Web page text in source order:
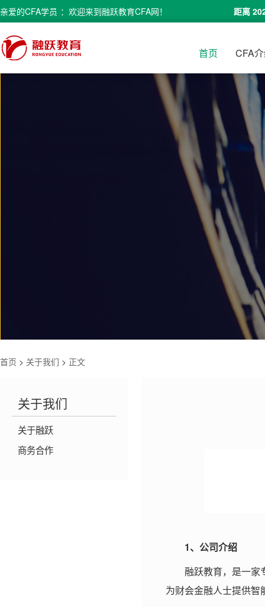
亲爱的CFA学员 ：欢迎来到融跃教育CFA网！ 距离
首页 CFA
首页 > 关于我们 > 正文
1、公司介绍
融跃教育，是一家
为财会金融人士提供
关于我们
关于融跃
商务合作